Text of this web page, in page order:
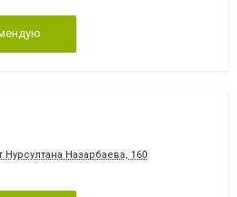
Назарбаева, 160